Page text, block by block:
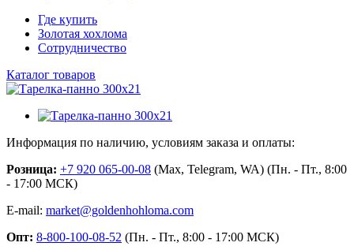
Где купить
Золотая хохлома
Сотрудничество
Каталог товаров
Информация по наличию, условиям заказа и оплаты:
Розница: +7 920 065-00-08 (Max, Telegram, WA) (Пн. - Пт., 8:00
- 17:00 МСК)
E-mail: market@goldenhohloma.com
Опт: 8-800-100-08-52 (Пн. - Пт., 8:00 - 17:00 МСК)